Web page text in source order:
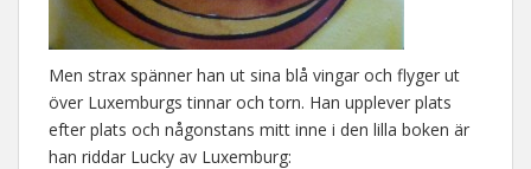
Men strax spänner han ut sina blå vingar och flyger ut
över Luxemburgs tinnar och torn. Han upplever plats
efter plats och någonstans mitt inne i den lilla boken är
han riddar Lucky av Luxemburg: